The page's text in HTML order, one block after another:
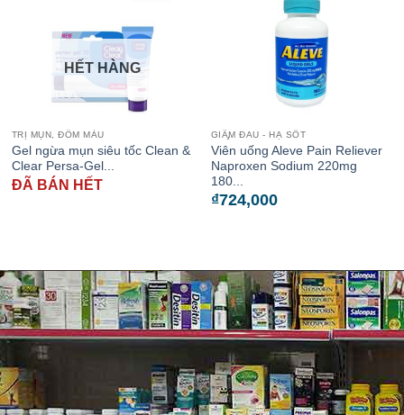
HẾT HÀNG
TRỊ MỤN, ĐỐM MÀU
Gel ngừa mụn siêu tốc Clean &
Clear Persa-Gel...
ĐÃ BÁN HẾT
GIẦ̡M ĐAU - HẠ SỐT
Viên uống Aleve Pain Reliever
Naproxen Sodium 220mg
180...
₫724,000